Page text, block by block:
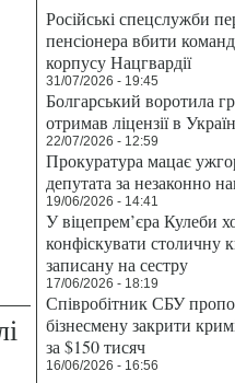
Російські спецслужби
пенсіонера вбити
корпусу Нацгвардії
31/07/2026 - 19:45
Болгарський воротила
отримав ліцензії в
22/07/2026 - 12:59
Прокуратура мацає
депутата за незаконно
19/06/2026 - 14:41
У віцепрем’єра Кулеби
конфіскувати столичну
записану на сестру
17/06/2026 - 18:19
Співробітник СБУ
бізнесмену закрити
за $150 тисяч
16/06/2026 - 16:56